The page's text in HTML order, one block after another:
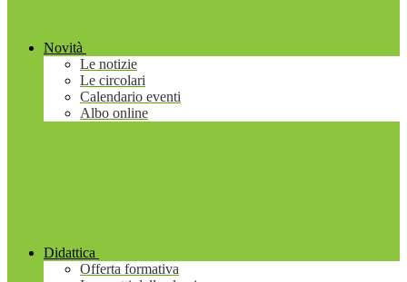
Novità
Le notizie
Le circolari
Calendario eventi
Albo online
Didattica
Offerta formativa